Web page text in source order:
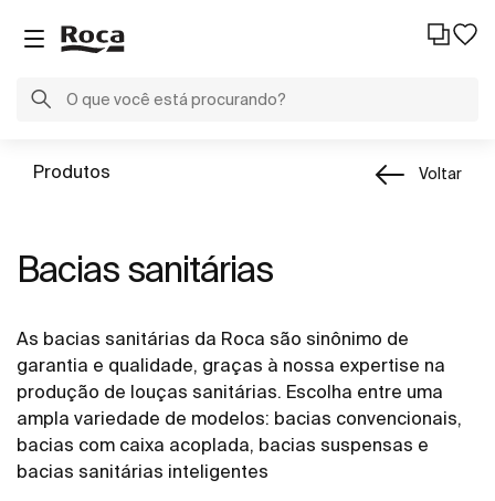
Produtos Voltar
Bacias sanitárias
As bacias sanitárias da Roca são sinônimo de
garantia e qualidade, graças à nossa expertise na
produção de louças sanitárias. Escolha entre uma
ampla variedade de modelos: bacias convencionais,
bacias com caixa acoplada, bacias suspensas e
bacias sanitárias inteligentes